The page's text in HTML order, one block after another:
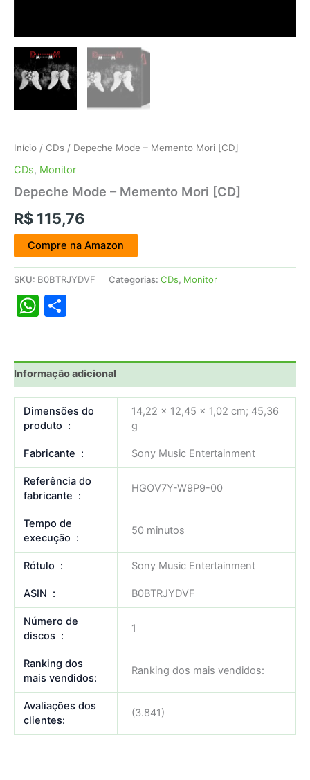
Início / CDs / Depeche Mode – Memento Mori [CD]
CDs, Monitor
Depeche Mode – Memento Mori [CD]
R$ 115,76
Compre na Amazon
SKU: B0BTRJYDVF Categorias: CDs, Monitor
WhatsApp
Informação adicional
Dimensões do
produto ‏ : ‎
14,22 x 12,45 x 1,02 cm; 45,36
g
Fabricante ‏ : ‎ Sony Music Entertainment
Referência do
fabricante ‏ : ‎
HGOV7Y-W9P9-00
Tempo de
execução ‏ : ‎
50 minutos
Rótulo ‏ : ‎ Sony Music Entertainment
ASIN ‏ : ‎ B0BTRJYDVF
Número de
discos ‏ : ‎
1
Ranking dos
mais vendidos:
Ranking dos mais vendidos:
Avaliações dos
clientes:
(3.841)